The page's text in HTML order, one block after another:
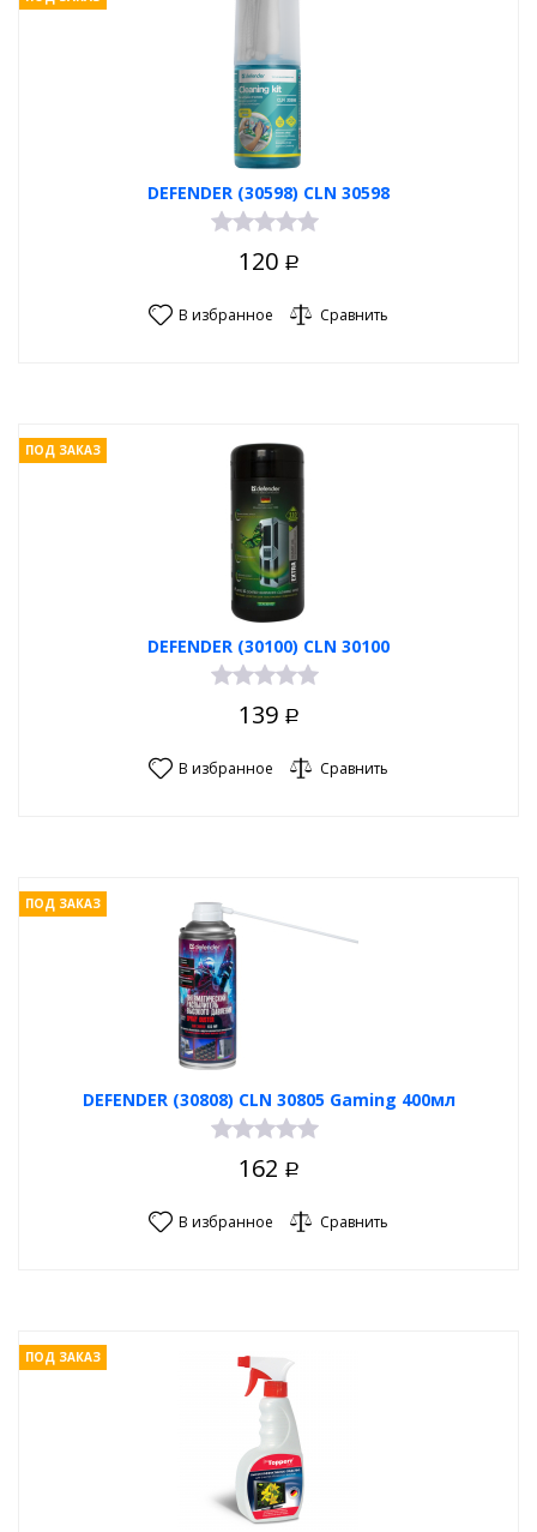
DEFENDER (30598) CLN 30598
120 Р
В избранное Сравнить
DEFENDER (30100) CLN 30100
ПОД ЗАКАЗ
139 Р
В избранное Сравнить
DEFENDER (30808) CLN 30805 Gaming 400мл
ПОД ЗАКАЗ
162 Р
В избранное Сравнить
ПОД ЗАКАЗ